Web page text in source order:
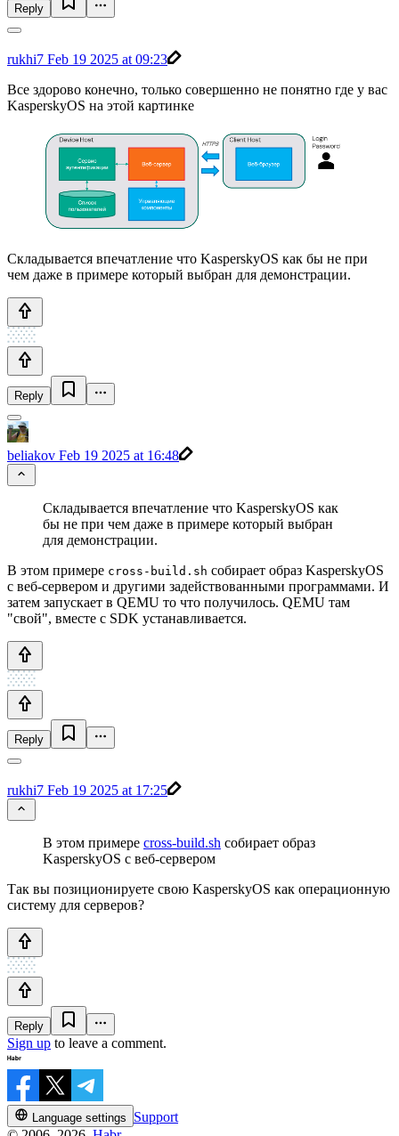
Reply
rukhi7 Feb 19 2025 at 09:23
Все здорово конечно, только совершенно не понятно где у вас
KasperskyOS на этой картинке
Складывается впечатление что KasperskyOS как бы не при
чем даже в примере который выбран для демонстрации.
Reply
beliakov Feb 19 2025 at 16:48
Складывается впечатление что KasperskyOS как
бы не при чем даже в примере который выбран
для демонстрации.
В этом примере cross-build.sh собирает образ KasperskyOS
с веб-сервером и другими задействованными программами. И
затем запускает в QEMU то что получилось. QEMU там
"свой", вместе с SDK устанавливается.
Reply
rukhi7 Feb 19 2025 at 17:25
В этом примере cross-build.sh собирает образ
KasperskyOS с веб-сервером
Так вы позиционируете свою KasperskyOS как операционную
систему для серверов?
Reply
Sign up to leave a comment.
Language settings
Support